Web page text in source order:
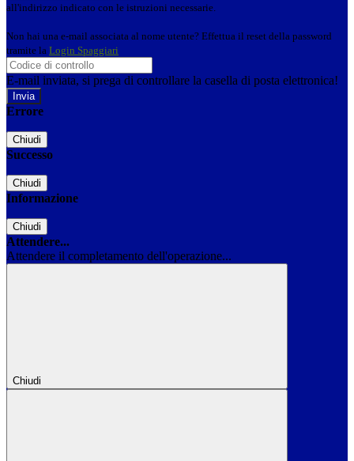
all'indirizzo indicato con le istruzioni necessarie.
Non hai una e-mail associata al nome utente? Effettua il reset della password
tramite la Login Spaggiari
E-mail inviata, si prega di controllare la casella di posta elettronica!
Errore
Chiudi
Successo
Chiudi
Informazione
Chiudi
Attendere...
Attendere il completamento dell'operazione...
Chiudi